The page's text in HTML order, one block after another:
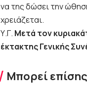
να της δώσει την
χρειάζεται.
Υ.Γ. Μετά τον
έκτακτης Γενικής
Μπορεί